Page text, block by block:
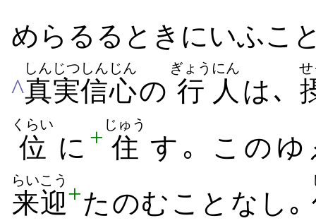
め​らるる​とき​に​いふ​こ
^真実
しんじつ
信心
しんじん
の 行
ぎょう
人
にん
は､
せ
位
くらい
に + 住
じゅう
す｡ このゆ
来迎
らいこう
+たのむ​こと​なし｡